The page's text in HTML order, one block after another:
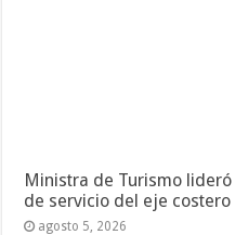
Ministra de Turismo
de servicio del eje
agosto 5, 2026